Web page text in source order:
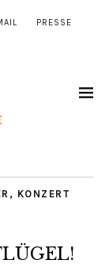
PRESSE
, KONZERT